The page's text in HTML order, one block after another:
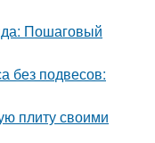
Пошаговый
без подвесов:
плиту своими